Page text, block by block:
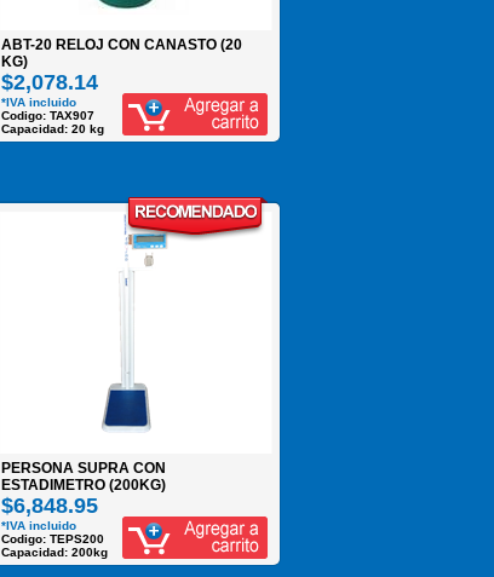
ABT-20 RELOJ CON CANASTO (20
KG)
$2,078.14
*IVA incluido
Codigo: TAX907
Capacidad: 20 kg
PERSONA SUPRA CON
ESTADIMETRO (200KG)
$6,848.95
*IVA incluido
Codigo: TEPS200
Capacidad: 200kg